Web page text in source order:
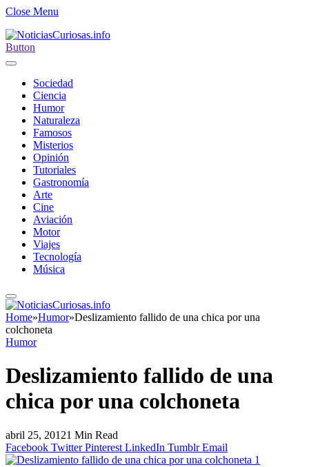
Close Menu
Button
Sociedad
Ciencia
Humor
Naturaleza
Famosos
Misterios
Opinión
Tutoriales
Gastronomía
Arte
Cine
Aviación
Motor
Viajes
Tecnología
Música
Home»Humor»Deslizamiento fallido de una chica por una
colchoneta
Humor
Deslizamiento fallido de una
chica por una colchoneta
abril 25, 20121 Min Read
Facebook Twitter Pinterest LinkedIn Tumblr Email